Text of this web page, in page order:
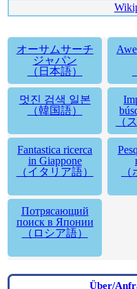
オーサムサーチ
ジャパン
（日本語）
멋진 검색 일본
（韓国語）
（
Fantastica ricerca
in Giappone
（イタリア語）
Потрясающий
поиск в Японии
（ロシア語）
Über/